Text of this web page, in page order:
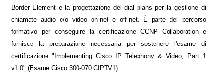
Border Element e la progettazione del dial plans per la gestione di
chiamate audio e/o video on-net e off-net. È parte del percorso
formativo per conseguire la certificazione CCNP Collaboration e
fornisce la preparazione necessaria per sostenere l'esame di
certificazione "Implementing Cisco IP Telephony & Video, Part 1
v1.0" (Esame Cisco 300-070 CIPTV1).